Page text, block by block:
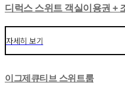
디럭스 스위트 객실이용권 +
자세히 보기
이그제큐티브 스위트룸